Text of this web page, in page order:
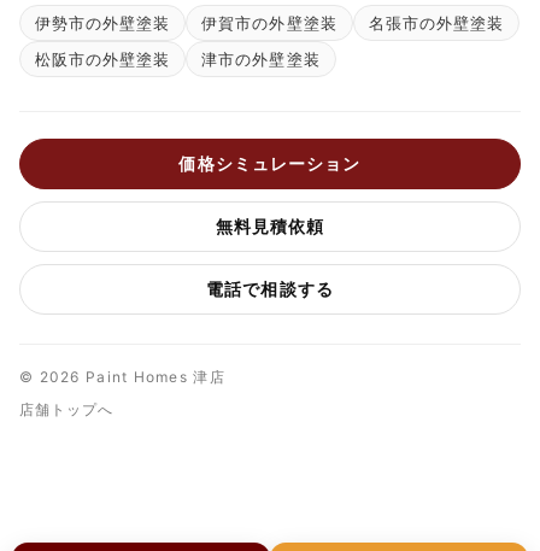
伊勢市の外壁塗装 伊賀市の外壁塗装
名張市の外壁塗装
松阪市の外壁塗装
津市の外壁塗装
価格シミュレーション
無料見積依頼
電話で相談する
© 2026 Paint Homes 津店
店舗トップへ